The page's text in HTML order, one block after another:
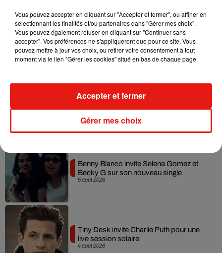
7 août 2026
Tayc et Didi B dévoilent le single le plus
dansant de l’année
Angèle et Amélie Lens dévoilent leur
5 août 2026
Benny Blanco invite Selena Gomez et
Becky G sur son nouveau single
4 août 2026
Tiny Desk invite Charlie Puth pour une
live session solaire
Vous pouvez accepter en cliquant sur "Accepter et fermer", ou affiner en
sélectionnant les finalités et/ou partenaires dans "Gérer mes choix".
Vous pouvez également refuser en cliquant sur "Continuer sans
accepter". Vos préférences ne s'appliqueront que pour ce site. Vous
pouvez mettre à jour vos choix, ou retirer votre consentement à tout
moment via le lien "Gérer les cookies" situé en bas de chaque page.
Gérer mes choix
Accepter et fermer